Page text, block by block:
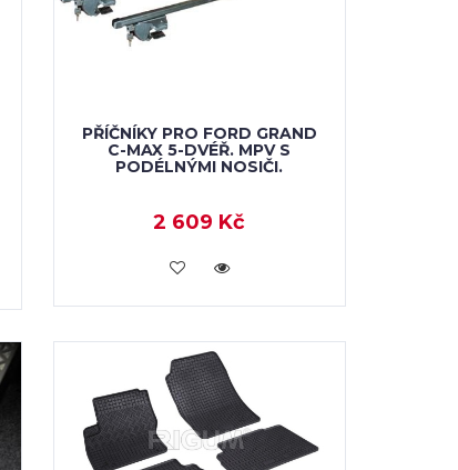
PŘÍČNÍKY PRO FORD GRAND
C-MAX 5-DVÉŘ. MPV S
PODÉLNÝMI NOSIČI.
2 609 Kč
KOUPIT